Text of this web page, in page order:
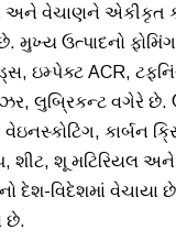
અને વેચાણને એકીકૃત
મુખ્ય ઉત્પાદનો
ઇમ્પેક્ટ ACR,
લુબ્રિકન્ટ વગેરે છે.
વેઇનસ્કોટિંગ, કાર્બન
શીટ, શૂ મટિરિયલ
દેશ-વિદેશમાં વેચાયા છે,
છે.